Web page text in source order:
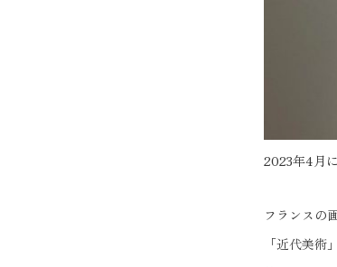
2023年4月
フランスの
「近代美